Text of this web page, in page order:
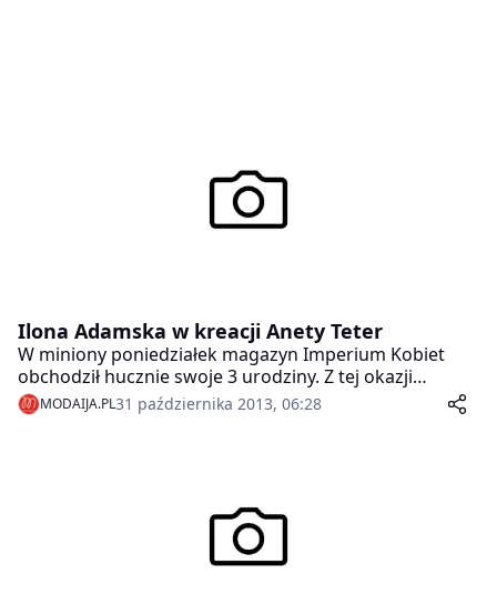
Ilona Adamska w kreacji Anety Teter
W miniony poniedziałek magazyn Imperium Kobiet
obchodził hucznie swoje 3 urodziny. Z tej okazji
redakcja pisma wydała huczne przyjęcie w
warszawskim Pure Sky Club. Na imprezie pojawiło się
MODAIJA.PL31 października 2013, 06:28